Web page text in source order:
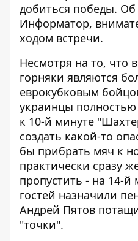
добиться победы.
Информатор,
ходом встречи.
Несмотря на то, что
горняки являются
еврокубковым
украинцы
к 10-й минуте
создать какой-то
бы прибрать мяч к
практически сразу
пропустить - на 14-й
гостей назначили
Андрей Пятов
"точки".